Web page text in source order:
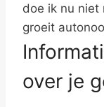
doe ik nu niet
groeit
over je